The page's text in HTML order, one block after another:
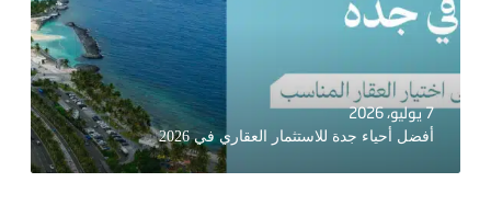
7 يوليو، 2026
أفضل أحياء جدة للاستثمار العقاري في 2026